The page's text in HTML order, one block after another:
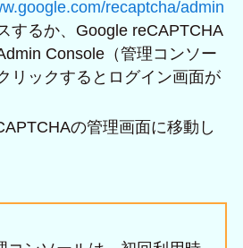
recaptcha/admin
するか、Google reCAPTCHA
Console（管理コンソー
リックするとログイン画面が
の管理画面に移動し